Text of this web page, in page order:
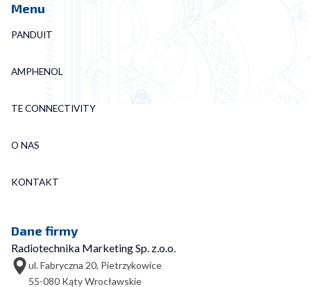
Menu
PANDUIT
AMPHENOL
TE CONNECTIVITY
O NAS
KONTAKT
Dane firmy
Radiotechnika Marketing Sp. z.o.o.
ul. Fabryczna 20, Pietrzykowice
55-080 Kąty Wrocławskie